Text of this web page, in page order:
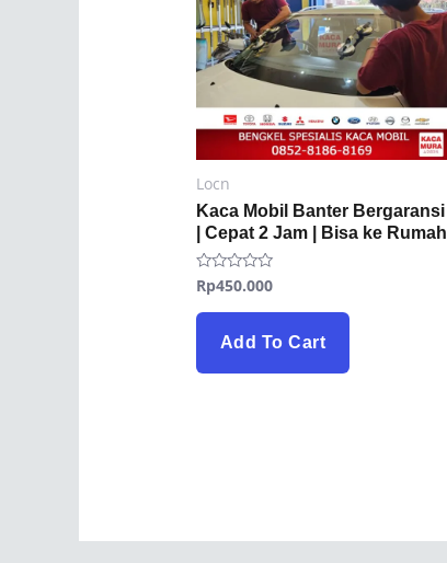
Locn
Kaca Mobil Banter Bergaransi
| Cepat 2 Jam | Bisa ke Rumah
Rated
0
out
Rp450.000
Add To Cart